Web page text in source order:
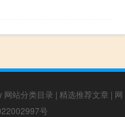
网站分类目录 | 精选推荐文章 | 网
号